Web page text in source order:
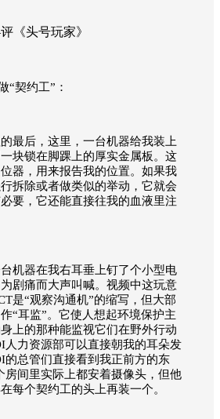
“契约工”：
最后，这里，一台机器给我装上
块锁在脚踝上的厚实金属板。这
器，用来报告我的位置。如果我
拆除或者做类似的举动，它就会
要，它还能直接往我的血液里注
机器在我右耳垂上钉了个小型电
剧痛而大声叫喊。视频中这玩意
是“观察沟通机”的缩写，但大部
“耳监”。它使人想起环境保护主
上的那种能监视它们在野外行动
人力资源部可以直接朝我的耳朵发
的总管们直接看到我正前方的东
房间里实际上都安着摄像头，但他
每个契约工的头上再装一个。